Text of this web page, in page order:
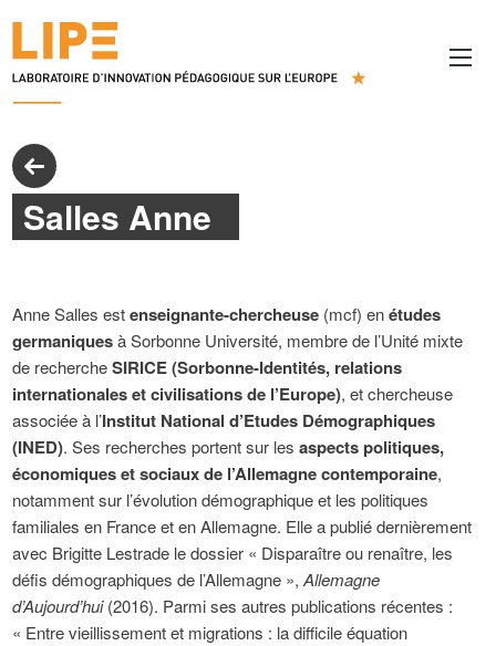
Salles Anne
Anne Salles estenseignante-chercheuse (mcf) enétudes
germaniquesà Sorbonne Université, membre de l’Unité mixte
de rechercheSIRICE (Sorbonne-Identités, relations
internationales et civilisations de l’Europe), et chercheuse
associée à l’Institut National d’Etudes Démographiques
(INED). Ses recherches portent sur lesaspects politiques,
économiques et sociaux de l’Allemagne contemporaine,
notamment sur l’évolution démographique et les politiques
familiales en France et en Allemagne. Elle a publié dernièrement
avec Brigitte Lestrade le dossier « Disparaître ou renaître, les
défis démographiques de l’Allemagne »,Allemagne
d’Aujourd’hui(2016). Parmi ses autres publications récentes :
« Entre vieillissement et migrations : la difficile équation